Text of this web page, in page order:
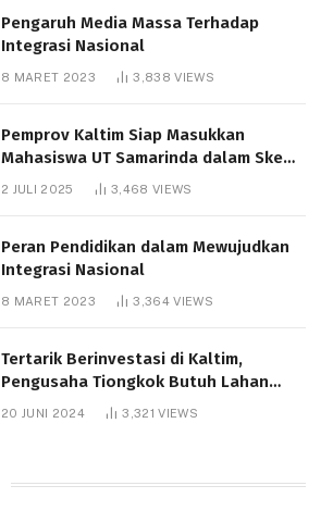
Pengaruh Media Massa Terhadap
Integrasi Nasional
8 MARET 2023 3,838VIEWS
Pemprov Kaltim Siap Masukkan
Mahasiswa UT Samarinda dalam Skema
Bantuan Pendidikan Gratispol
2 JULI 2025 3,468 VIEWS
Peran Pendidikan dalam Mewujudkan
Integrasi Nasional
8 MARET 2023 3,364VIEWS
Tertarik Berinvestasi di Kaltim,
Pengusaha Tiongkok Butuh Lahan
1.000 Hektare
20 JUNI 2024 3,321VIEWS